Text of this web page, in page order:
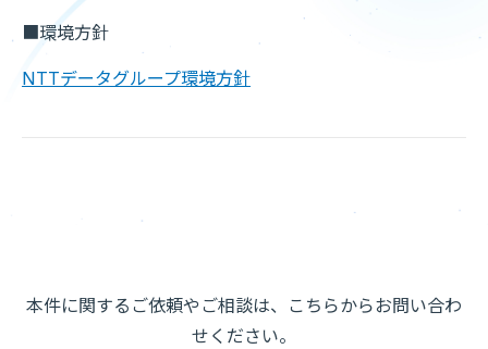
■環境方針
NTTデータグループ環境方針
本件に関するご依頼やご相談は、こちらからお問い合わ
せください。